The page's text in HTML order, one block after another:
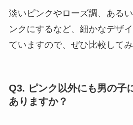
淡いピンクやローズ調、ある
ンクにするなど、細かなデザ
ていますので、ぜひ比較してみ
Q3. ピンク以外にも男の子
ありますか？